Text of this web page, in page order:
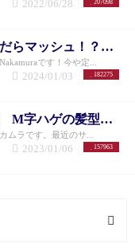
207098
2022/06/28
2026年ヘアスタイルに悩んだらマッシュ！？メンズのお悩み解決できる11選！
です！今や定...
182275
2024/01/03
お問い合わせ多数！！40代 M字ハゲの髪型はこれ！
ムラです。最近のサ...
157963
2023/01/06